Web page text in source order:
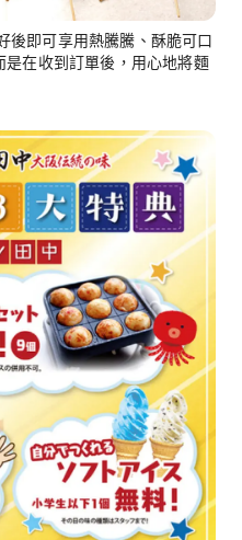
後即可享用熱騰騰、酥脆可口
是在收到訂單後，用心地將麵